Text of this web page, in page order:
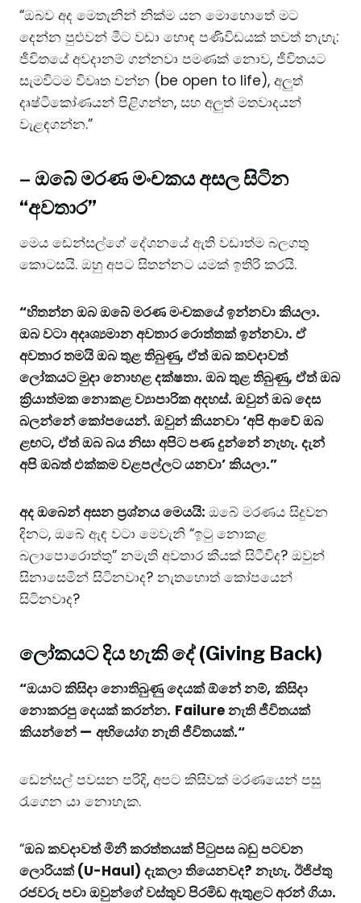
“ඔබව අද මෙතැනින් නික්ම යන මොහොතේ මට
දෙන්න පුළුවන් මීට වඩා හොඳ පණිවිඩයක් තවත් නැහැ:
ජීවිතයේ අවදානම් ගන්නවා පමණක් නොව, ජීවිතයට
සැමවිටම විවෘත වන්න (be open to life), අලුත්
දෘෂ්ටිකෝණයන් පිළිගන්න, සහ අලුත් මතවාදයන්
වැළඳගන්න.”
– ඔබේ මරණ මංචකය අසල සිටින
“අවතාර”
මෙය ඩෙන්සල්ගේ දේශනයේ ඇති වඩාත්ම බලගතු
කොටසයි. ඔහු අපට සිතන්නට යමක් ඉතිරි කරයි.
“හිතන්න ඔබ ඔබේ මරණ මංචකයේ ඉන්නවා කියලා.
ඔබ වටා අදෘශ්‍යමාන අවතාර රොත්තක් ඉන්නවා. ඒ
අවතාර තමයි ඔබ තුළ තිබුණු, ඒත් ඔබ කවදාවත්
ලෝකයට මුදා නොහළ දක්ෂතා. ඔබ තුළ තිබුණු, ඒත් ඔබ
ක්‍රියාත්මක නොකළ ව්‍යාපාරික අදහස්. ඔවුන් ඔබ දෙස
බලන්නේ කෝපයෙන්. ඔවුන් කියනවා ‘අපි ආවේ ඔබ
ළඟට, ඒත් ඔබ බය නිසා අපිට පණ දුන්නේ නැහැ. දැන්
අපි ඔබත් එක්කම වළපල්ලට යනවා’ කියලා.”
අද ඔබෙන් අසන ප්‍රශ්නය මෙයයි: ඔබේ මරණය සිදුවන
දිනට, ඔබේ ඇඳ වටා මෙවැනි “ඉටු නොකළ
බලාපොරොත්තු” නමැති අවතාර කීයක් සිටීවිද? ඔවුන්
සිනාසෙමින් සිටිනවාද? නැතහොත් කෝපයෙන්
සිටිනවාද?
ලෝකයට දිය හැකි දේ (Giving Back)
“ඔයාට කිසිදා නොතිබුණු දෙයක් ඕනේ නම්, කිසිදා
නොකරපු දෙයක් කරන්න. Failure නැති ජීවිතයක්
කියන්නේ — අභියෝග නැති ජීවිතයක්.“
ඩෙන්සල් පවසන පරිදි, අපට කිසිවක් මරණයෙන් පසු
රැගෙන යා නොහැක.
“ඔබ කවදාවත් මිනී කරත්තයක් පිටුපස බඩු පටවන
ලොරියක් (U-Haul) දැකලා තියෙනවද? නැහැ. ඊජිප්තු
රජවරු පවා ඔවුන්ගේ වස්තුව පිරමිඩ ඇතුළට අරන් ගියා.